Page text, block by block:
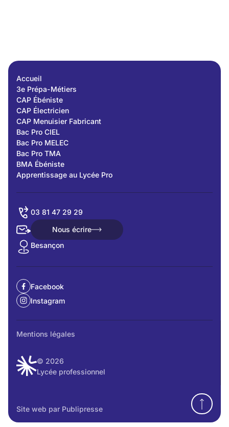
Accueil
3e Prépa-Métiers
CAP Ébéniste
CAP Électricien
CAP Menuisier Fabricant
Bac Pro CIEL
Bac Pro MELEC
Bac Pro TMA
BMA Ébéniste
Apprentissage au Lycée Pro
03 81 47 29 29
Nous écrire
Nous écrire
Besançon
Facebook
Instagram
© 2026
Lycée professionnel
Mentions légales
Site web par Publipresse